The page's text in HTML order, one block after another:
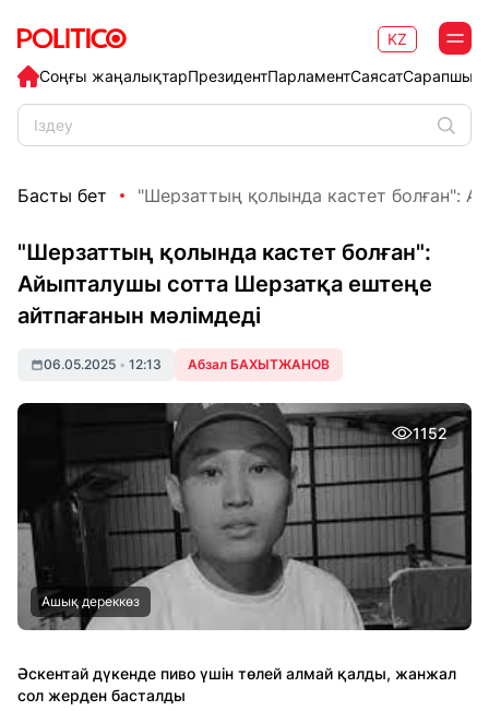
Соңғы жаңалықтарПрезидентПарламентСаясат
KZ
Басты бет "Шерзаттың қолында кастет болған":
"Шерзаттың қолында кастет болған":
Айыпталушы сотта Шерзатқа ештеңе
айтпағанын мәлімдеді
06.05.2025 • 12:13 Абзал БАХЫТЖАНОВ
1152
Ашық дереккөз
Әскентай дүкенде пиво үшін төлей алмай қалды, жанжал
сол жерден басталды